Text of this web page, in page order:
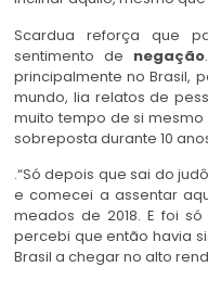
Scardua reforça que
sentimento de negação
principalmente no Brasil,
mundo, lia relatos de
muito tempo de si
sobreposta durante 10
.“Só depois que sai do
e comecei a assentar
meados de 2018. E foi
percebi que então havia
Brasil a chegar no alto